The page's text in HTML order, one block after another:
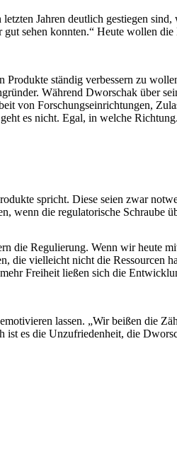
Jahren deutlich gestiegen
sehen konnten.“ Heute wollen
ständig verbessern zu
Während Dworschak über
von Forschungseinrichtungen,
es nicht. Egal, in welche
spricht. Diese seien zwar
wenn die regulatorische Schraube
die Regulierung. Wenn wir heute
vielleicht nicht die Ressourcen
Freiheit ließen sich die
lassen. „Wir beißen die
es die Unzufriedenheit, die